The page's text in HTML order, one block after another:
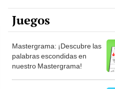
Juegos
Mastergrama: ¡Descubre las
palabras escondidas en
nuestro Mastergrama!